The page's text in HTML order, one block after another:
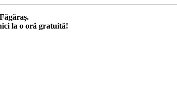
la o oră gratuită!